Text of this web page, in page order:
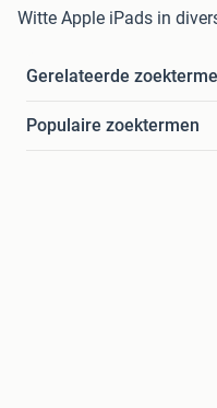
Witte Apple iPads in
Gerelateerde
Populaire zoektermen